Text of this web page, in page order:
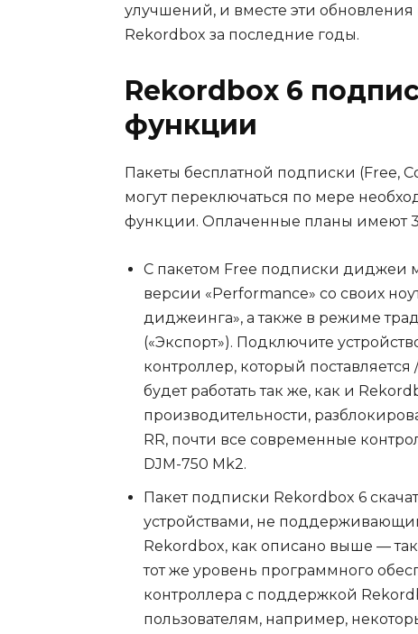
улучшений, и вместе эти
Rekordbox за последние годы.
Rekordbox 6
функции
Пакеты бесплатной подписки (Free,
могут переключаться по мере
функции. Оплаченные планы имеют
С пакетом Free подписки диджеи
версии «Performance» со своих
диджеинга», а также в режиме
(«Экспорт»). Подключите
контроллер, который поставляется
будет работать так же, как и
производительности,
RR, почти все современные
DJM-750 Mk2.
Пакет подписки Rekordbox 6
устройствами, не
Rekordbox, как описано выше —
тот же уровень программного
контроллера с поддержкой
пользователям, например,